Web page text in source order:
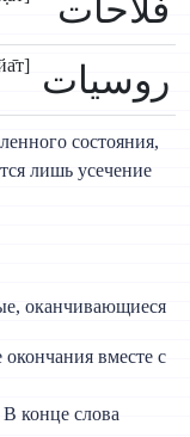
فلاحات
روسيات
состояния,
лишь усечение
оканчивающиеся
вместе с
В конце слова